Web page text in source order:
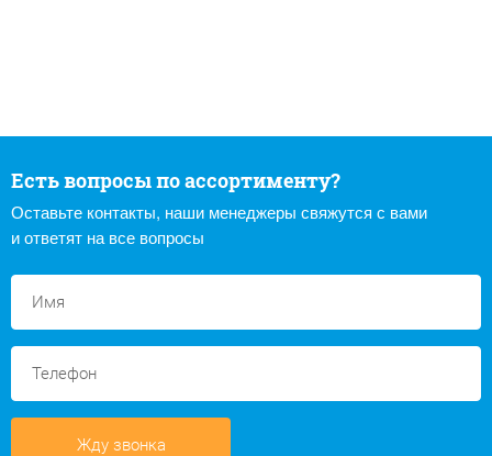
Есть вопросы по ассортименту?
Оставьте контакты, наши менеджеры свяжутся с вами
и ответят на все вопросы
Жду звонка